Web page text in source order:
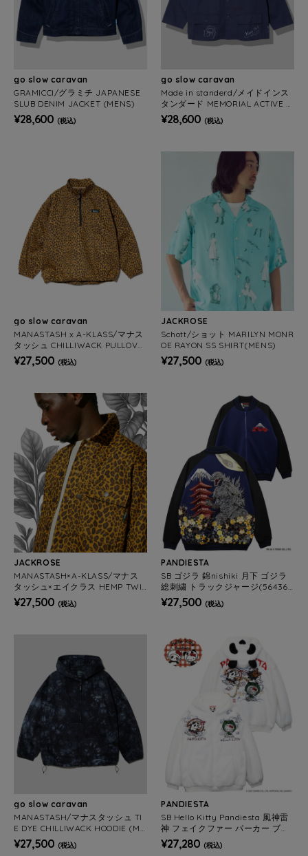
go slow caravan
GRAMICCI/グラミチ JAPANESE
SLUB DENIM JACKET (MENS)
¥28,600 (税込)
go slow caravan
Made in standerd/メイドインス
タンダード MEMORIAL ACTIVE C
OVERALL (MENS)
¥28,600 (税込)
go slow caravan
MANASTASH x A-KLASS/マナス
タッシュ CHILLIWACK PULLOVE
R LEOPARD (MENS)
¥27,500 (税込)
JACKROSE
Schott/ショット MARILYN MONR
OE RAYON SS SHIRT(MENS)
¥27,500 (税込)
JACKROSE
MANASTASH×A-KLASS/マナス
タッシュ×エイクラス HEMP TWIL
L JKT LEOPARD(MENS)*セット
アップ対応
¥27,500 (税込)
PANDIESTA
SB ゴジラ 錦nishiki 月下 ゴジラ
総刺繍 トラックジャージ(564363
MENS)
¥27,500 (税込)
go slow caravan
MANASTASH/マナスタッシュ TI
E DYE CHILLIWACK HOODIE (ME
NS)
¥27,500 (税込)
PANDIESTA
SB Hello Kitty Pandiesta 風神雷
神 フェイクファー パーカー ブル
ゾン（595403 MENS/WOMEN
S）
¥27,280 (税込)